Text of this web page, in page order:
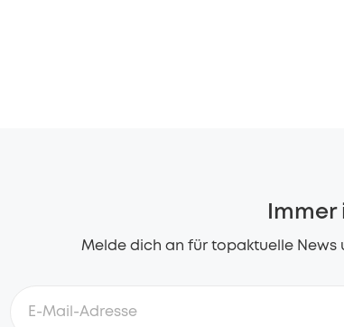
Melde dich an für topaktuelle News